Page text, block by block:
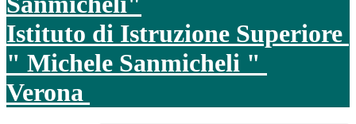
Istituto di Istruzione Superiore
" Michele Sanmicheli "
Verona